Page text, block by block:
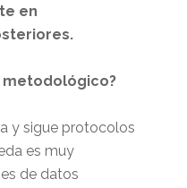
en
metodológico?
y sigue protocolos
es muy
de datos